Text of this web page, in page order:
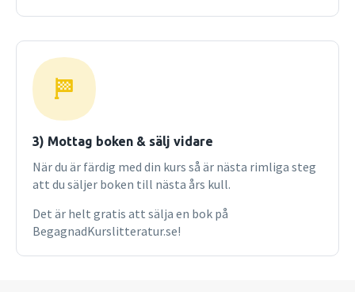
3) Mottag boken & sälj vidare
När du är färdig med din kurs så är nästa rimliga steg
att du säljer boken till nästa års kull.
Det är helt gratis att sälja en bok på
BegagnadKurslitteratur.se!